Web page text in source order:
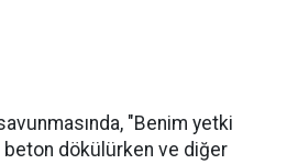
"Benim yetki
beton dökülürken ve diğer